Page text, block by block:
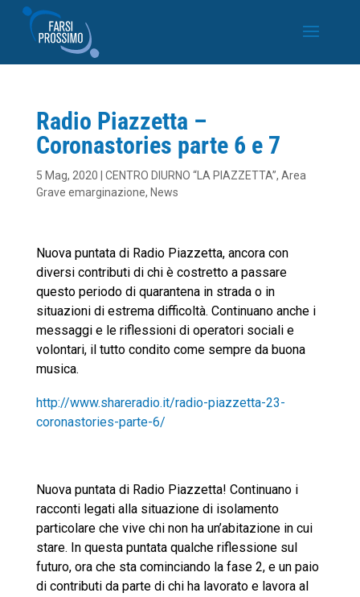
Radio Piazzetta –
Coronastories parte 6 e 7
5 Mag, 2020 CENTRO DIURNO “LA PIAZZETTA”, Area
Grave emarginazione, News
Nuova puntata di Radio Piazzetta, ancora con
diversi contributi di chi è costretto a passare
questo periodo di quarantena in strada o in
situazioni di estrema difficoltà. Continuano anche i
messaggi e le riflessioni di operatori sociali e
volontari, il tutto condito come sempre da buona
musica.
http://www.shareradio.it/radio-piazzetta-23-
coronastories-parte-6/
Nuova puntata di Radio Piazzetta! Continuano i
racconti legati alla situazione di isolamento
particolare che vive chi non ha un’abitazione in cui
stare. In questa puntata qualche riflessione sul
futuro, ora che sta cominciando la fase 2, e un paio
di contributi da parte di chi ha lavorato e lavora al